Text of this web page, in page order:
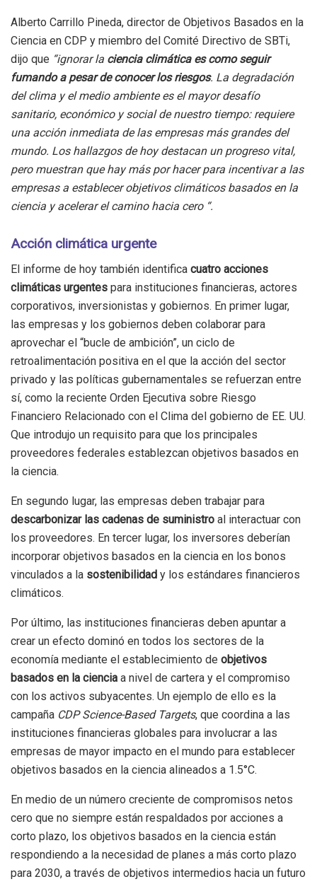
Alberto Carrillo Pineda, director de Objetivos Basados ​​en la
Ciencia en CDP y miembro del Comité Directivo de SBTi,
dijo que “ignorar la ciencia climática es como seguir
fumando a pesar de conocer los riesgos. La degradación
del clima y el medio ambiente es el mayor desafío
sanitario, económico y social de nuestro tiempo: requiere
una acción inmediata de las empresas más grandes del
mundo. Los hallazgos de hoy destacan un progreso vital,
pero muestran que hay más por hacer para incentivar a las
empresas a establecer objetivos climáticos basados ​​en la
ciencia y acelerar el camino hacia cero “.
Acción climática urgente
El informe de hoy también identifica cuatro acciones
climáticas urgentes para instituciones financieras, actores
corporativos, inversionistas y gobiernos. En primer lugar,
las empresas y los gobiernos deben colaborar para
aprovechar el “bucle de ambición”, un ciclo de
retroalimentación positiva en el que la acción del sector
privado y las políticas gubernamentales se refuerzan entre
sí, como la reciente Orden Ejecutiva sobre Riesgo
Financiero Relacionado con el Clima del gobierno de EE. UU.
Que introdujo un requisito para que los principales
proveedores federales establezcan objetivos basados ​​en
la ciencia.
En segundo lugar, las empresas deben trabajar para
descarbonizar las cadenas de suministro al interactuar con
los proveedores. En tercer lugar, los inversores deberían
incorporar objetivos basados ​​en la ciencia en los bonos
vinculados a la sostenibilidad y los estándares financieros
climáticos.
Por último, las instituciones financieras deben apuntar a
crear un efecto dominó en todos los sectores de la
economía mediante el establecimiento de objetivos
basados ​​en la ciencia a nivel de cartera y el compromiso
con los activos subyacentes. Un ejemplo de ello es la
campaña CDP Science-Based Targets, que coordina a las
instituciones financieras globales para involucrar a las
empresas de mayor impacto en el mundo para establecer
objetivos basados ​​en la ciencia alineados a 1.5°C.
En medio de un número creciente de compromisos netos
cero que no siempre están respaldados por acciones a
corto plazo, los objetivos basados ​​en la ciencia están
respondiendo a la necesidad de planes a más corto plazo
para 2030, a través de objetivos intermedios hacia un futuro